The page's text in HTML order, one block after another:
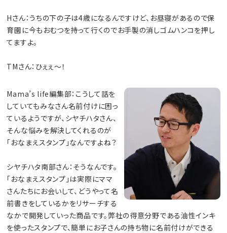
Hさん：うちの下の子は4歳になるんですけど、お昼寝があるので保
育園に今もおむつを持って行くのでお手製の消しゴムハンコを押し
てますよ。
TMさん：ひぇぇ〜！
Mama’s life編集部：こうして話を
していてもみなさん名前付けに困っ
ているようですが、シヤチハタさん、
そんな悩みを解決してくれるのが
「おなまえスタンプ」なんですよね？
シヤチハタ南部さん：そうなんです。
「おなまえスタンプ」は実際にママ
さんたちにお会いして、どうやって名
前書きをしているかをリサーチする
なかで開発していった商品です。弊社の得意分野である油性インキ
を使ったスタンプで、簡単にお子さんの持ち物に名前付けができる